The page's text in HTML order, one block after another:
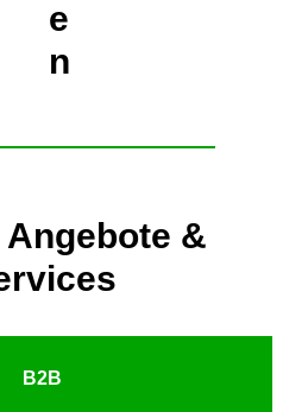
e
n
&
B2B